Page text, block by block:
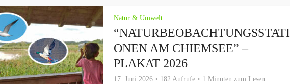
Natur & Umwelt
“NATURBEOBACHTUNGSSTATI
ONEN AM CHIEMSEE” –
PLAKAT 2026
17. Juni 2026 182 Aufrufe 1 Minuten zum Lesen